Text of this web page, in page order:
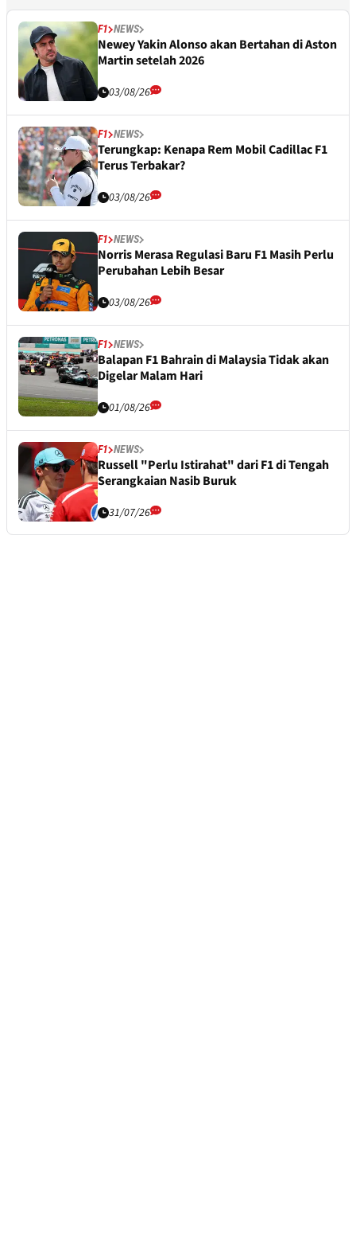
F1 NEWS
Newey Yakin Alonso akan Bertahan di Aston
Martin setelah 2026
03/08/26
F1 NEWS
Terungkap: Kenapa Rem Mobil Cadillac F1
Terus Terbakar?
03/08/26
F1 NEWS
Norris Merasa Regulasi Baru F1 Masih Perlu
Perubahan Lebih Besar
03/08/26
F1 NEWS
Balapan F1 Bahrain di Malaysia Tidak akan
Digelar Malam Hari
01/08/26
F1 NEWS
Russell "Perlu Istirahat" dari F1 di Tengah
Serangkaian Nasib Buruk
31/07/26